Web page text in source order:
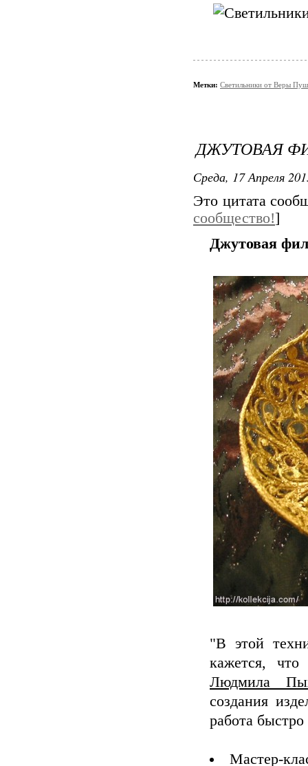
Метки: Светильники от Веры
ДЖУТОВАЯ
Среда, 17 Апреля
Это цитата
сообщество!]
Джутовая
"В этой
кажется,
Людмила
создания
работа
Мастер-